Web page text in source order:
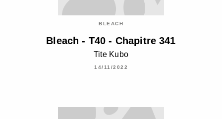
BLEACH
Bleach - T40 - Chapitre 341
Tite Kubo
14/11/2022